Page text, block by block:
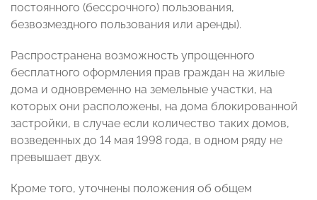
постоянного (бессрочного) пользования,
безвозмездного пользования или аренды).
Распространена возможность упрощенного
бесплатного оформления прав граждан на жилые
дома и одновременно на земельные участки, на
которых они расположены, на дома блокированной
застройки, в случае если количество таких домов,
возведенных до 14 мая 1998 года, в одном ряду не
превышает двух.
Кроме того, уточнены положения об общем